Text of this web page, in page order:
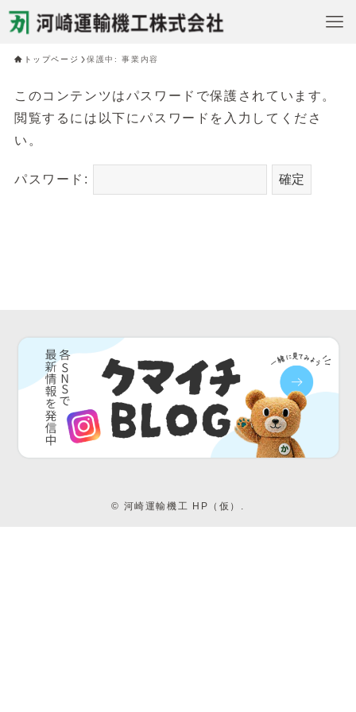
トップページ 保護中: 事業内容
このコンテンツはパスワードで保護されています。
閲覧するには以下にパスワードを入力してくださ
い。
パスワード:
© 河崎運輸機工 HP（仮）.